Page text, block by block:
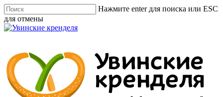
Skip
to
main
Нажмите enter для поиска или ESC
для отмены
Close